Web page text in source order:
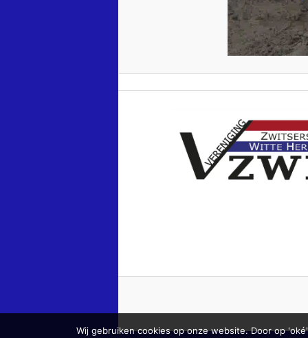
Wij gebruiken cookies op onze website. Door op